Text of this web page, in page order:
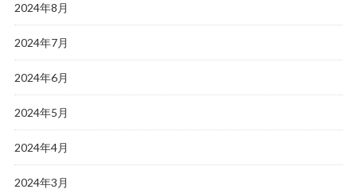
2024年8月
2024年7月
2024年6月
2024年5月
2024年4月
2024年3月